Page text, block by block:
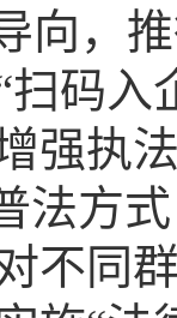
向，
扫码入
强执
法方
不同